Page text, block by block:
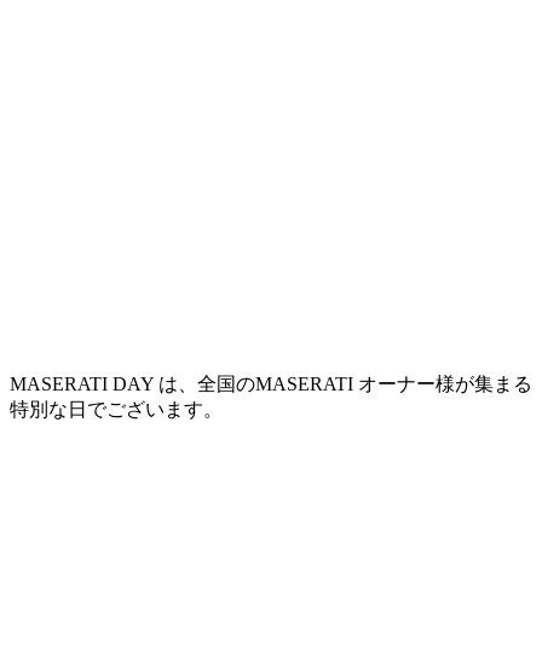
MASERATI DAY は、全国のMASERATI オーナー様が集まる
特別な日でございます。